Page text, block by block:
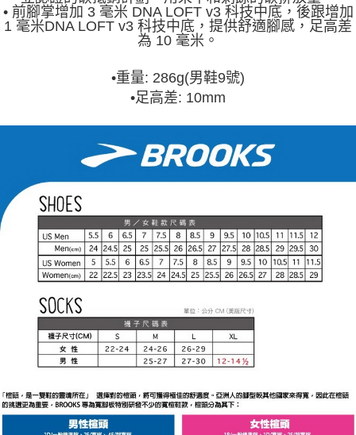
• 前腳掌增加 3 毫米 DNA LOFT v3 科技中底，後跟增加
1 毫米DNA LOFT v3 科技中底，提供舒適腳感，足高差
為 10 毫米。
•重量: 286g(男鞋9號)
•足高差: 10mm